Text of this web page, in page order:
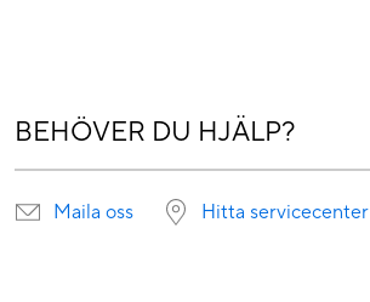
BEHÖVER DU HJÄLP?
Maila oss Hitta servicecenter